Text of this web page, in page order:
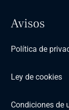
Avisos
Política de
Ley de cookies
Condiciones de